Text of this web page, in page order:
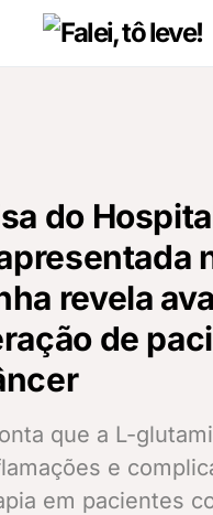
do
revela
de
que a L-
e
em pacientes